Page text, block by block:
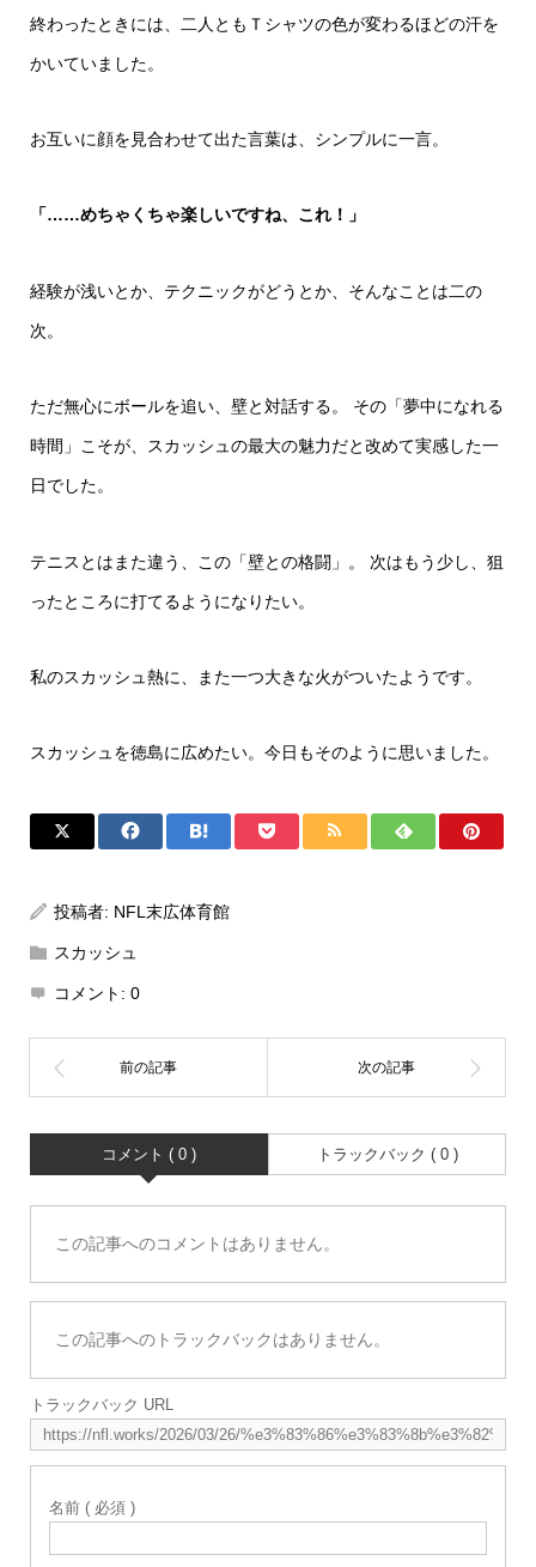
終わったときには、二人ともＴシャツの色が変わるほどの汗を
かいていました。
お互いに顔を見合わせて出た言葉は、シンプルに一言。
「……めちゃくちゃ楽しいですね、これ！」
経験が浅いとか、テクニックがどうとか、そんなことは二の
次。
ただ無心にボールを追い、壁と対話する。 その「夢中になれる
時間」こそが、スカッシュの最大の魅力だと改めて実感した一
日でした。
テニスとはまた違う、この「壁との格闘」。 次はもう少し、狙
ったところに打てるようになりたい。
私のスカッシュ熱に、また一つ大きな火がついたようです。
スカッシュを徳島に広めたい。今日もそのように思いました。
投稿者: NFL末広体育館
スカッシュ
コメント: 0
コメント ( 0 ) トラックバック ( 0 )
この記事へのコメントはありません。
この記事へのトラックバックはありません。
トラックバック URL
名前 ( 必須 )